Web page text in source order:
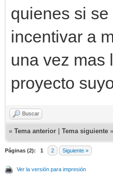
quienes si
incentivar a
una vez mas
proyecto
Buscar
« Tema anterior Tema siguiente »
Páginas (2): 1 2 Siguiente »
Ver la versión para impresión